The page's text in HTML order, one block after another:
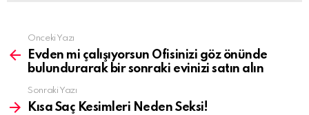
Daha
fazla
Önceki Yazı
Evden mi çalışıyorsun Ofisinizi göz önünde
bulundurarak bir sonraki evinizi satın alın
Sonraki Yazı
Kısa Saç Kesimleri Neden Seksi!